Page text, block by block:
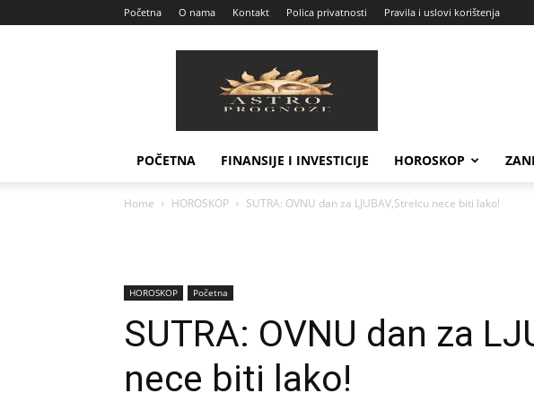
Početna O nama Kontakt Polica privatnosti Pravila i uslovi korištenja
Prognoze
POČETNA FINANSIJE I INVESTICIJE HOROSKOP
Home HOROSKOP SUTRA: OVNU dan za LJUBAV,Strelcu nece biti lako!
HOROSKOP Početna
SUTRA: OVNU dan za
nece biti lako!